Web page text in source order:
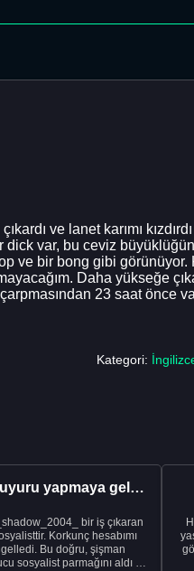
ve lanet karımı
var, bu ceviz
ve bir bong gibi görünüyor.
Daha yükseğe
çarpmasından 23 saat önce
Kategori:
Bir duyuru yapmaya geldim
bir iş çıkaran
Korkunç hesabımı
Bu doğru, şişman
sosyalist parmağını aldı ve